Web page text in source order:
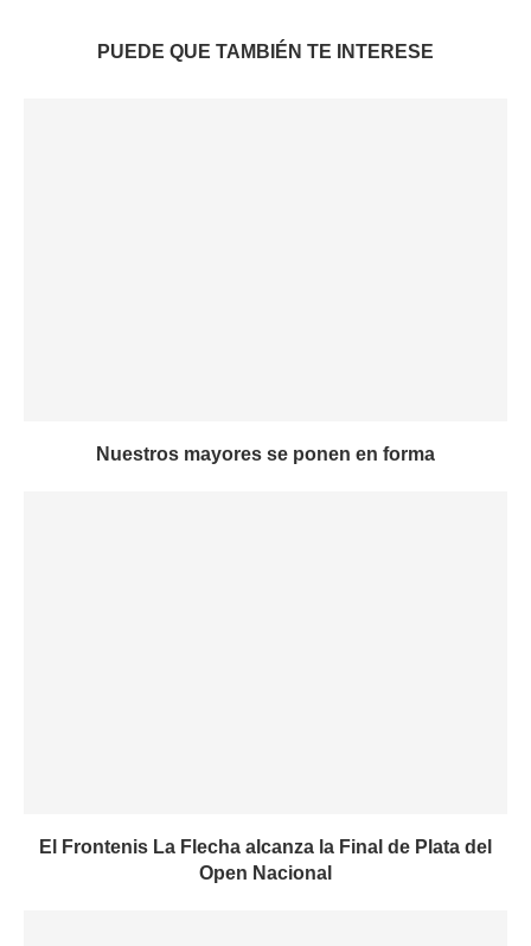
PUEDE QUE TAMBIÉN TE INTERESE
Nuestros mayores se ponen en forma
El Frontenis La Flecha alcanza la Final de Plata del
Open Nacional